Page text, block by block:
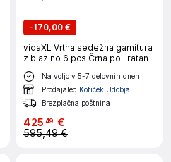
-170,00 €
vidaXL Vrtna sedežna garnitura
z blazino 6 pcs Črna poli ratan
Na voljo v 5-7 delovnih dneh
Prodajalec Kotiček Udobja
Brezplačna poštnina
425 49 €
595,49 €